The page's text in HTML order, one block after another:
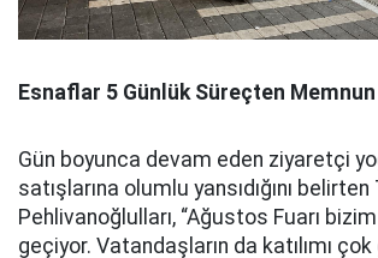
Esnaflar 5 Günlük Süreçten Memnun
Gün boyunca devam eden ziyaretçi
satışlarına olumlu yansıdığını belirten
Pehlivanoğlulları, “Ağustos Fuarı
geçiyor. Vatandaşların da katılımı